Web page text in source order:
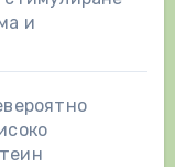
и